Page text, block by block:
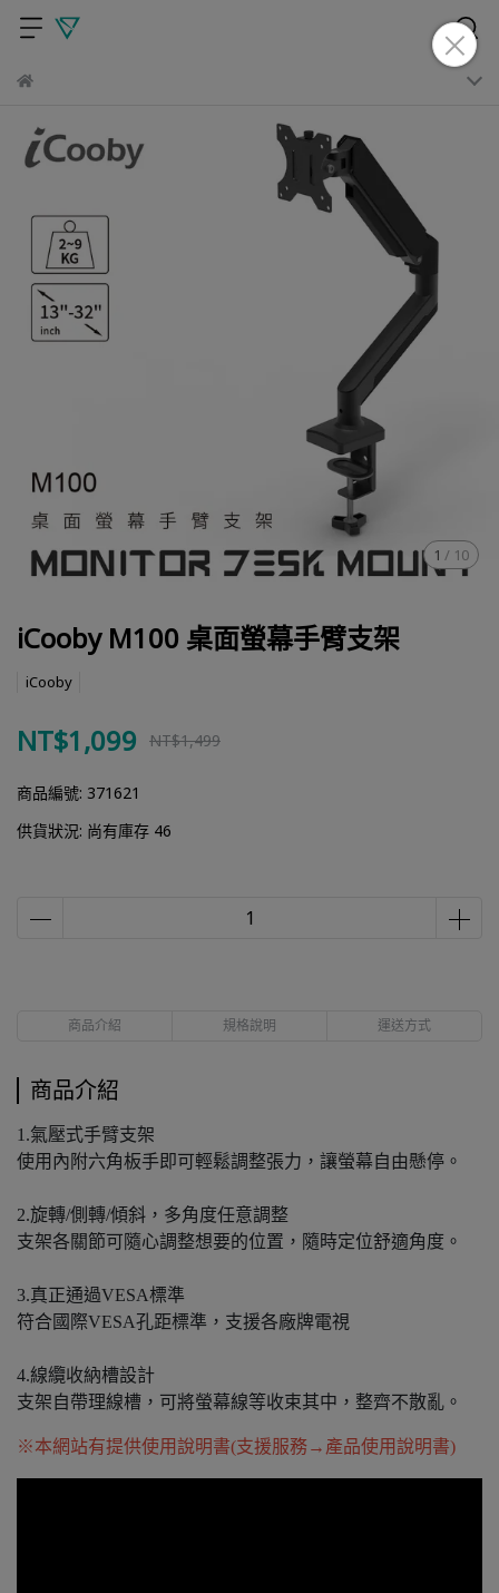
1 / 10
iCooby M100 桌面螢幕手臂支架
iCooby
NT$1,099 NT$1,499
商品編號: 371621
供貨狀況: 尚有庫存 46
商品介紹 規格說明 運送方式
商品介紹
1.氣壓式手臂支架
使用內附六角板手即可輕鬆調整張力，讓螢幕自由懸停。
2.旋轉/側轉/傾斜，多角度任意調整
支架各關節可隨心調整想要的位置，隨時定位舒適角度。
3.真正通過VESA標準
符合國際VESA孔距標準，支援各廠牌電視
4.線纜收納槽設計
支架自帶理線槽，可將螢幕線等收束其中，整齊不散亂。
※本網站有提供使用說明書(支援服務→產品使用說明書)